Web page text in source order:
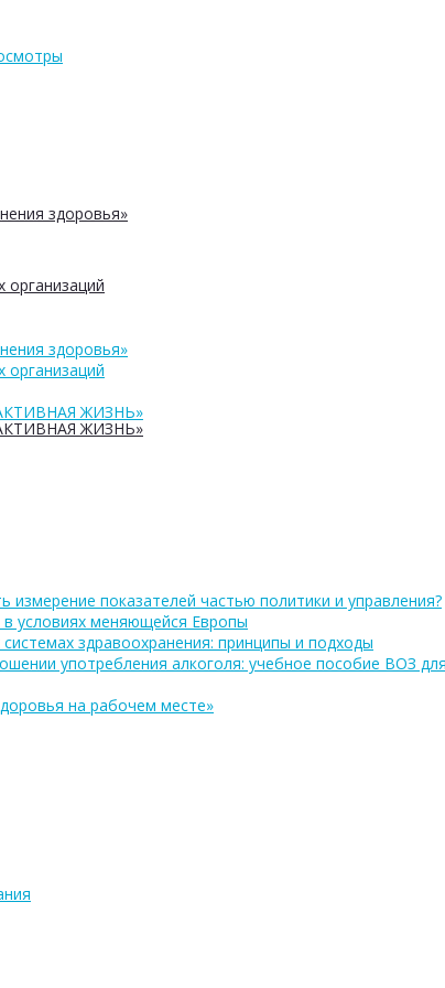
здоровья»
организаций
ЖИЗНЬ»
здоровья»
организаций
ЖИЗНЬ»
измерение показателей частью политики и управления?
условиях меняющейся Европы
здравоохранения: принципы и подходы
употребления алкоголя: учебное пособие ВОЗ
на рабочем месте»